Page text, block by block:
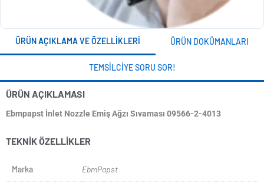
ÜRÜN AÇIKLAMA VE ÖZELLIKLERI ÜRÜN DOKÜMANLARI
TEMSILCIYE SORU SOR!
ÜRÜN AÇIKLAMASI
Ebmpapst İnlet Nozzle Emiş Ağzı Sıvaması 09566-2-4013
TEKNIK ÖZELLIKLER
Marka EbmPapst